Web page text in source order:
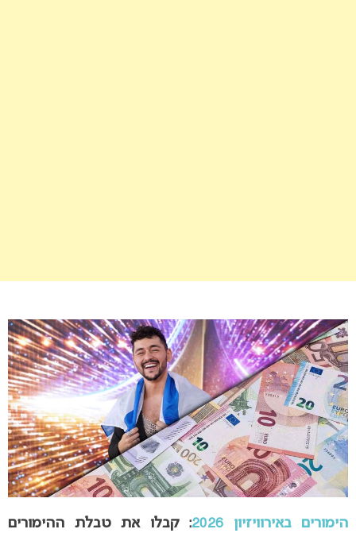
הימורים באירוויזיון 2026
: קבלו את טבלת ההימורים